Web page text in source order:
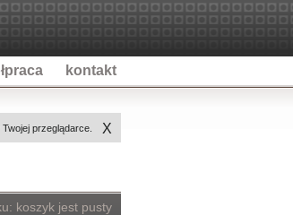
kontakt
X
przeglądarce.
koszyk jest pusty